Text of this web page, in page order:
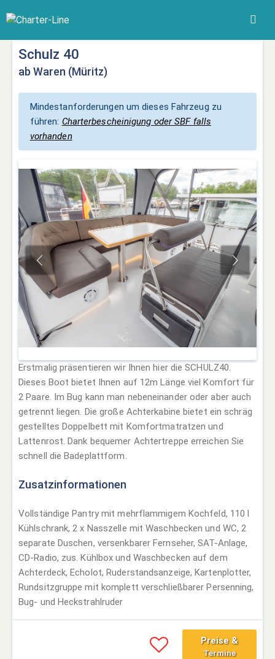
Schulz 40
ab Waren (Müritz)
Mindestanforderungen um dieses Fahrzeug zu
führen: Charterbescheinigung oder SBF falls
vorhanden
Erstmalig präsentieren wir Ihnen hier die SCHULZ40.
Dieses Boot bietet Ihnen auf 12m Länge viel Komfort für
2 Paare. Im Bug kann man nebeneinander oder aber auch
getrennt liegen. Die große Achterkabine bietet ein schräg
gestelltes Doppelbett mit Komfortmatratzen und
Lattenrost. Dank bequemer Achtertreppe erreichen Sie
schnell die Badeplattform.
Zusatzinformationen
Vollständige Pantry mit mehrflammigem Kochfeld, 110 l
Kühlschrank, 2 x Nasszelle mit Waschbecken und WC, 2
separate Duschen, versenkbarer Fernseher, SAT-Anlage,
CD-Radio, zus. Kühlbox und Waschbecken auf dem
Achterdeck, Echolot, Ruderstandsanzeige, Kartenplotter,
Rundsitzgruppe mit komplett verschließbarer Persenning,
Bug- und Heckstrahlruder
Preise &
Termine